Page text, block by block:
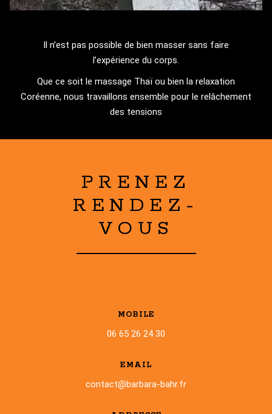
Il n’est pas possible de bien masser sans faire
l’expérience du corps.
Que ce soit le massage Thaï ou bien la relaxation
Coréenne, nous travaillons ensemble pour le relâchement
des tensions
PRENEZ
RENDEZ-
VOUS
MOBILE
06 65 26 24 30
EMAIL
contact@barbara-bahr.fr